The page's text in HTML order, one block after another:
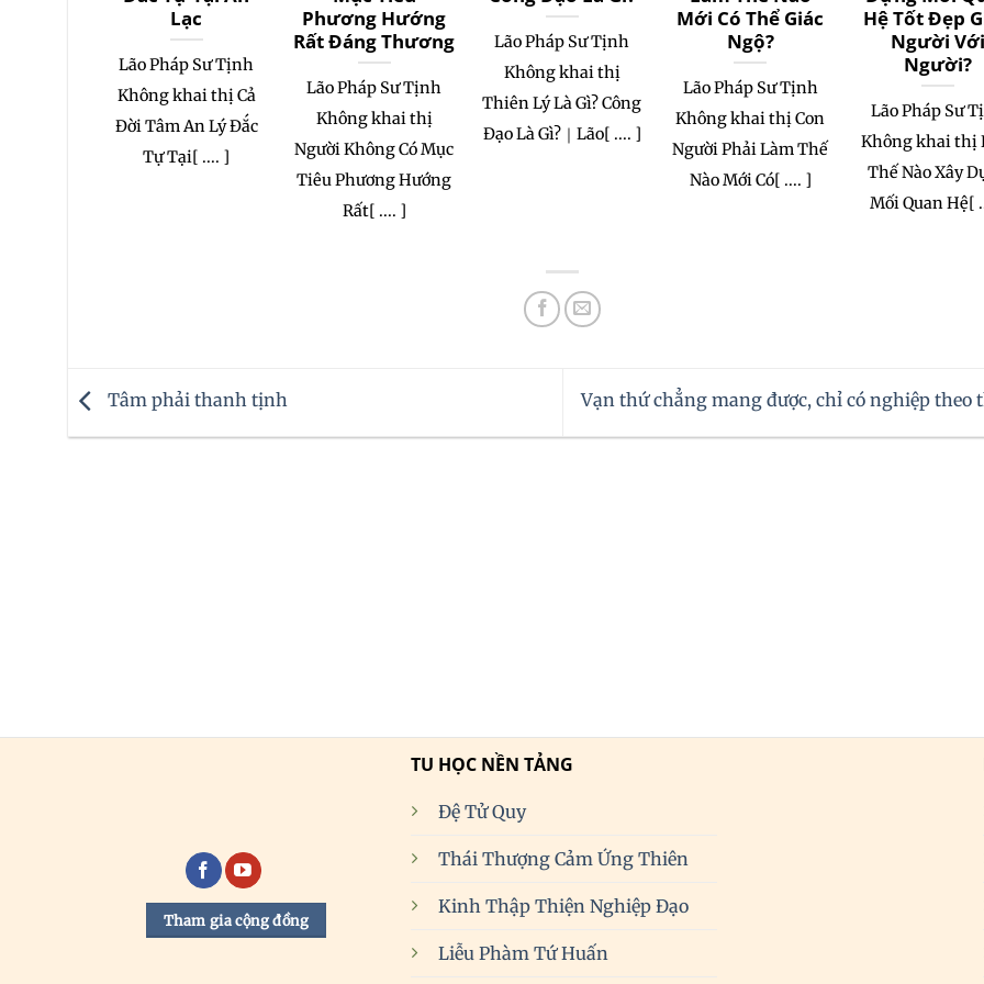
Lạc
Lão Pháp Sư Tịnh
Không khai thị Cả
Đời Tâm An Lý Đắc
Tự Tại[ .... ]
Phương Hướng
Rất Đáng Thương
Lão Pháp Sư Tịnh
Không khai thị
Người Không Có Mục
Tiêu Phương Hướng
Rất[ .... ]
Lão Pháp Sư Tịnh
Không khai thị
Thiên Lý Là Gì? Công
Đạo Là Gì?｜Lão[ .... ]
Mới Có Thể Giác
Ngộ?
Lão Pháp Sư Tịnh
Không khai thị Con
Người Phải Làm Thế
Nào Mới Có[ .... ]
Hệ Tốt Đẹp
Người Với
Người?
Lão Pháp Sư
Không khai thị
Thế Nào Xây
Mối Quan Hệ[
Tâm phải thanh tịnh Vạn thứ chẳng mang được, chỉ có nghiệp theo
Tham gia cộng đồng
TU HỌC NỀN TẢNG
Đệ Tử Quy
Thái Thượng Cảm Ứng Thiên
Kinh Thập Thiện Nghiệp Đạo
Liễu Phàm Tứ Huấn